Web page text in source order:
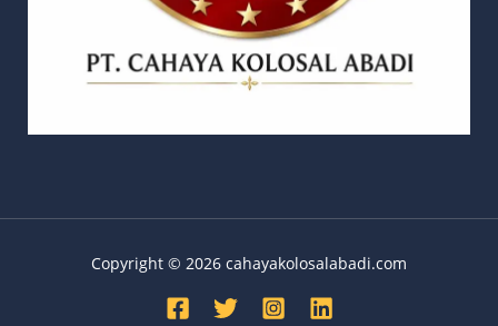
Copyright © 2026 cahayakolosalabadi.com